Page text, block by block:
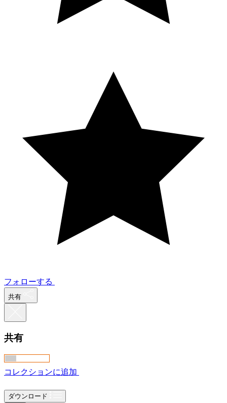
フォローする
共有
共有
コレクションに追加
ダウンロード